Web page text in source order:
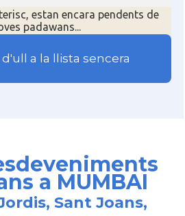
estan encara pendents de
padawans...
a la llista sencera
a MUMBAI
Sant Joans,